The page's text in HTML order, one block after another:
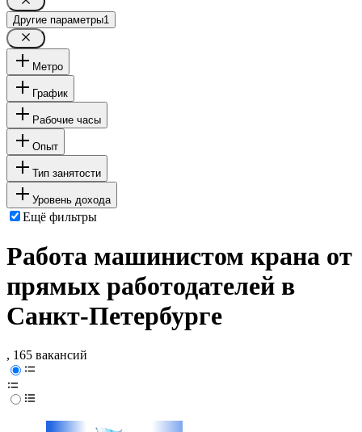
Другие параметры1
Метро
График
Рабочие часы
Опыт
Тип занятости
Уровень дохода
Ещё фильтры
Работа машинистом крана от
прямых работодателей в
Санкт-Петербурге
, 165 вакансий